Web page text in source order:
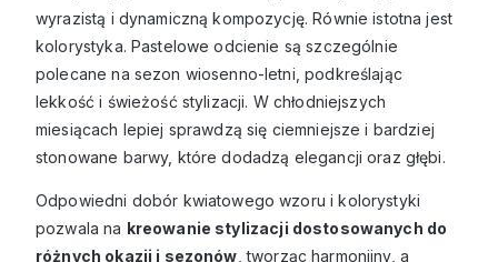
wyrazistą i dynamiczną kompozycję. Równie istotna jest
kolorystyka. Pastelowe odcienie są szczególnie
polecane na sezon wiosenno-letni, podkreślając
lekkość i świeżość stylizacji. W chłodniejszych
miesiącach lepiej sprawdzą się ciemniejsze i bardziej
stonowane barwy, które dodadzą elegancji oraz głębi.
Odpowiedni dobór kwiatowego wzoru i kolorystyki
pozwala na kreowanie stylizacji dostosowanych do
różnych okazji i sezonów , tworząc harmonijny, a